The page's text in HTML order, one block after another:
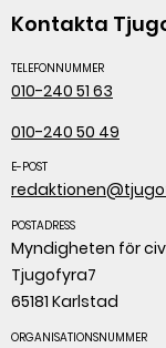
Kontakta
TELEFONNUMMER
010-240 51 63
010-240 50 49
E-POST
POSTADRESS
Myndigheten för
Tjugofyra7
65181 Karlstad
ORGANISATIONSNUMMER